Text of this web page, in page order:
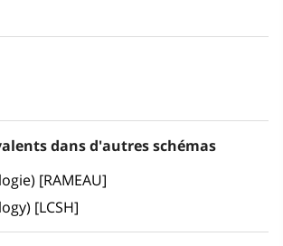
dans d'autres schémas
[RAMEAU]
[LCSH]